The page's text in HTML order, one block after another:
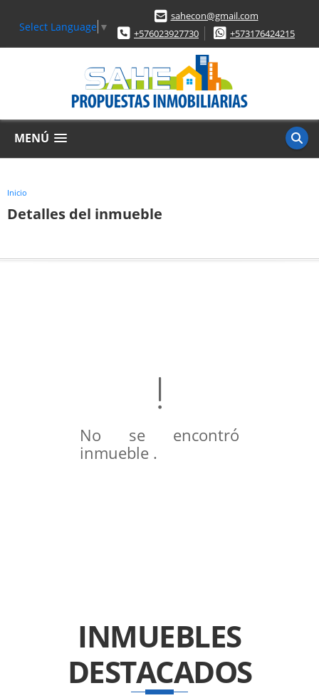
Select Language ▼
sahecon@gmail.com
+576023927730
+573176424215
MENÚ
Inicio
Detalles del inmueble
No se encontró
inmueble .
INMUEBLES
DESTACADOS